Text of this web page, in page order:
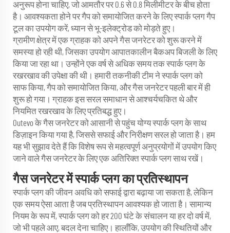
अनुरूप होना चाहिए, जो आमतौर पर 0.6 से 0.8 मिलीमीटर के बीच होता
है। आवश्यकता होने पर गैप को समायोजित करने के लिए स्पार्क प्लग गैप
टूल का उपयोग करें, ध्यान से भू-इलेक्ट्रोड को मोड़ते हुए।
ग्रामीण क्षेत्र में एक ग्राहक को अपने गैस जनरेटर को शुरू करने में
समस्या हो रही थी, जिसका उपयोग आपातकालीन बैकअप बिजली के लिए
किया जा रहा था। उन्होंने एक वर्ष से अधिक समय तक स्पार्क प्लग के
रखरखाव की उपेक्षा की थी। हमारी तकनीकी टीम ने स्पार्क प्लग को
साफ किया, गैप को समायोजित किया, और गैस जनरेटर पहली बार में ही
शुरू हो गया। ग्राहक इस सरल समाधान से आश्चर्यचकित थे और
नियमित रखरखाव के लिए प्रतिबद्ध हुए।
Outevo के गैस जनरेटर को आसानी से पहुंच योग्य स्पार्क प्लग के साथ
डिज़ाइन किया गया है, जिससे सफाई और निरीक्षण सरल हो जाता है। हम
यह भी सुझाव देते हैं कि विशेष रूप से महत्वपूर्ण अनुप्रयोगों में उपयोग किए
जाने वाले गैस जनरेटर के लिए एक अतिरिक्त स्पार्क प्लग साथ रखें।
गैस जनरेटर में स्पार्क प्लग का प्रतिस्थापन
स्पार्क प्लग की जीवन अवधि को सफाई द्वारा बढ़ाया जा सकता है, लेकिन
एक समय ऐसा आता है जब प्रतिस्थापन आवश्यक हो जाता है। सामान्य
नियम के रूप में, स्पार्क प्लग को हर 200 घंटे के संचालन या हर दो वर्ष में,
जो भी पहले आए, बदल देना चाहिए। हालाँकि, उपयोग की स्थितियों और